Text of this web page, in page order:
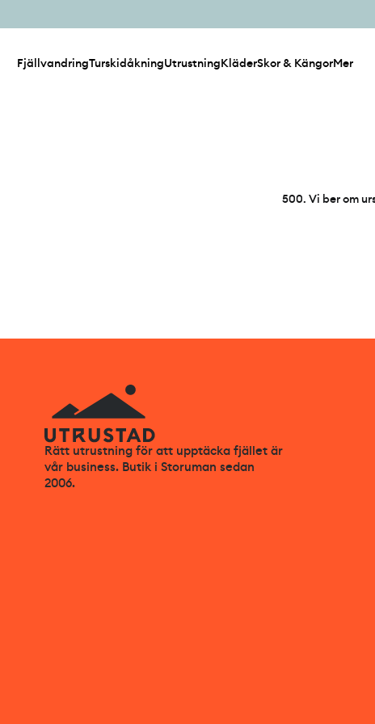
FjällvandringTurskidåkningUtrustningKläderSkor & KängorMer
500. Vi ber om
Rätt utrustning för att upptäcka fjället är
vår business. Butik i Storuman sedan
2006.